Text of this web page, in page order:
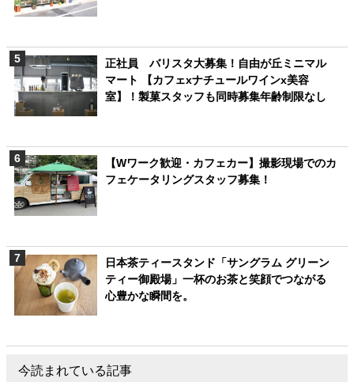
正社員 バリスタ大募集！自由が丘ミニマル
マート 【カフェxナチュールワインx美容
室】！製菓スタッフも同時募集年齢制限なし
【Wワーク歓迎・カフェカー】撮影現場でのカ
フェケータリングスタッフ募集！
日本茶ティースタンド「サングラム グリーン
ティー御殿場」一杯のお茶と笑顔でつながる
心豊かな瞬間を。
今読まれている記事